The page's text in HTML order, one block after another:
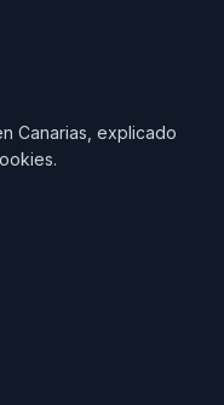
Canarias, explicado